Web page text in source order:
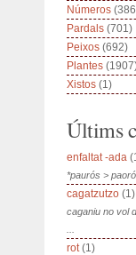
Números
Pardals (701)
Peixos (692)
Plantes
Xistos (1)
Últims
enfaltat -ada
*paurós >
cagatzutzo (1)
caganiu no vol
rot(1)